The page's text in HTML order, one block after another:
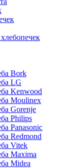
Bork
LG
Kenwood
Moulinex
Gorenje
Philips
Panasonic
Redmond
Vitek
Maxima
Midea